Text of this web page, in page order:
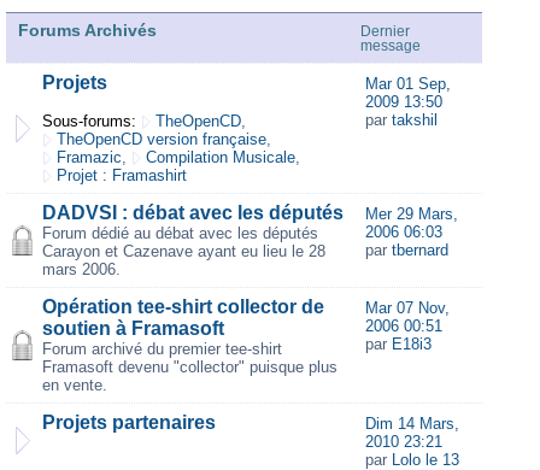
Forums Archivés
Dernier
message
Projets
Sous-forums: TheOpenCD,
TheOpenCD version française,
Framazic, Compilation Musicale,
Projet : Framashirt
Mar 01 Sep,
2009 13:50
par takshil
DADVSI : débat avec les députés
Forum dédié au débat avec les députés
Carayon et Cazenave ayant eu lieu le 28
mars 2006.
Mer 29 Mars,
2006 06:03
par tbernard
Opération tee-shirt collector de
soutien à Framasoft
Forum archivé du premier tee-shirt
Framasoft devenu "collector" puisque plus
en vente.
Mar 07 Nov,
2006 00:51
par E18i3
Projets partenaires
Dim 14 Mars,
2010 23:21
par Lolo le 13